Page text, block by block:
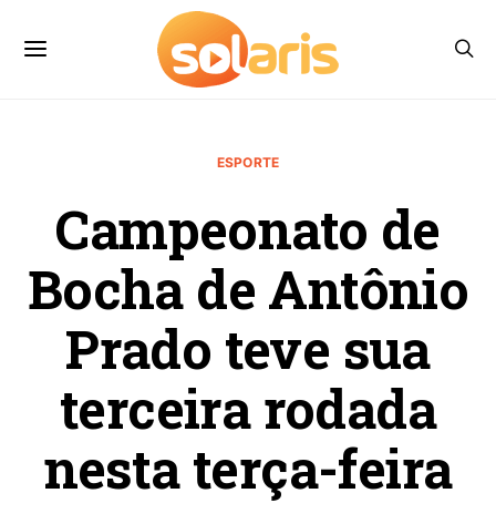
ESPORTE
Campeonato de
Bocha de Antônio
Prado teve sua
terceira rodada
nesta terça-feira